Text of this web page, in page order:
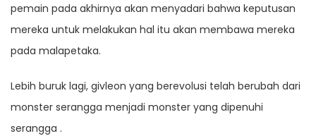
pemain pada akhirnya akan menyadari bahwa keputusan
mereka untuk melakukan hal itu akan membawa mereka
pada malapetaka.
Lebih buruk lagi, givleon yang berevolusi telah berubah dari
monster serangga menjadi monster yang dipenuhi
serangga .